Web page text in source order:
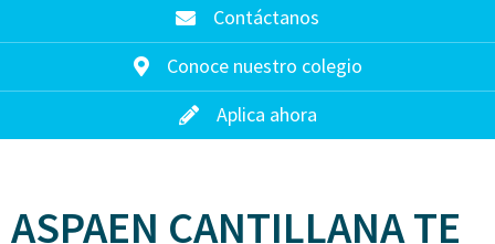
Contáctanos
Conoce nuestro colegio
Aplica ahora
ASPAEN CANTILLANA TE